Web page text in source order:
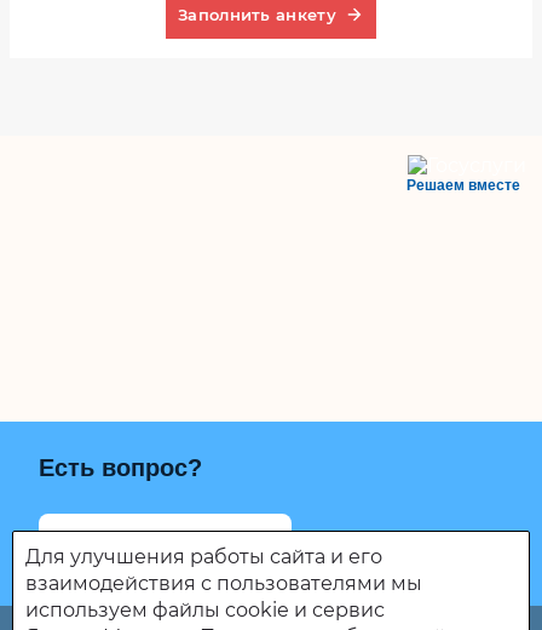
Заполнить анкету
Решаем вместе
Есть вопрос?
Написать о проблеме
Для улучшения работы сайта и его
взаимодействия с пользователями мы
используем файлы cookie и сервис